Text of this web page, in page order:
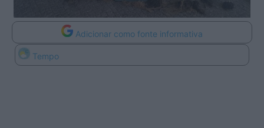
Adicionar como fonte informativa
Tempo